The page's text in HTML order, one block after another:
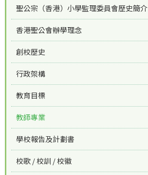
聖公宗（香港）小學監理委員會歷史簡介
香港聖公會辦學理念
創校歷史
行政架構
教育目標
教師專業
學校報告及計劃書
校歌 / 校訓 / 校徽